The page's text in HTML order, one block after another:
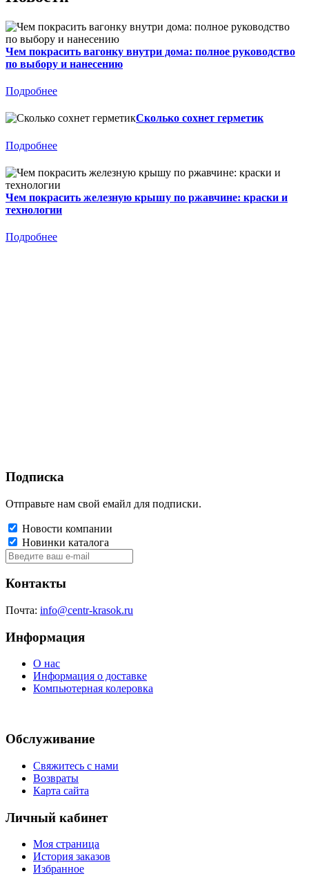
Чем покрасить вагонку внутри дома: полное руководство
по выбору и нанесению
Подробнее
Сколько сохнет герметик
Подробнее
Чем покрасить железную крышу по ржавчине: краски и
технологии
Подробнее
Подписка
Отправьте нам свой емайл для подписки.
Новости компании
Новинки каталога
Контакты
Почта: info@centr-krasok.ru
Информация
О нас
Информация о доставке
Компьютерная колеровка
Обслуживание
Свяжитесь с нами
Возвраты
Карта сайта
Личный кабинет
Моя страница
История заказов
Избранное